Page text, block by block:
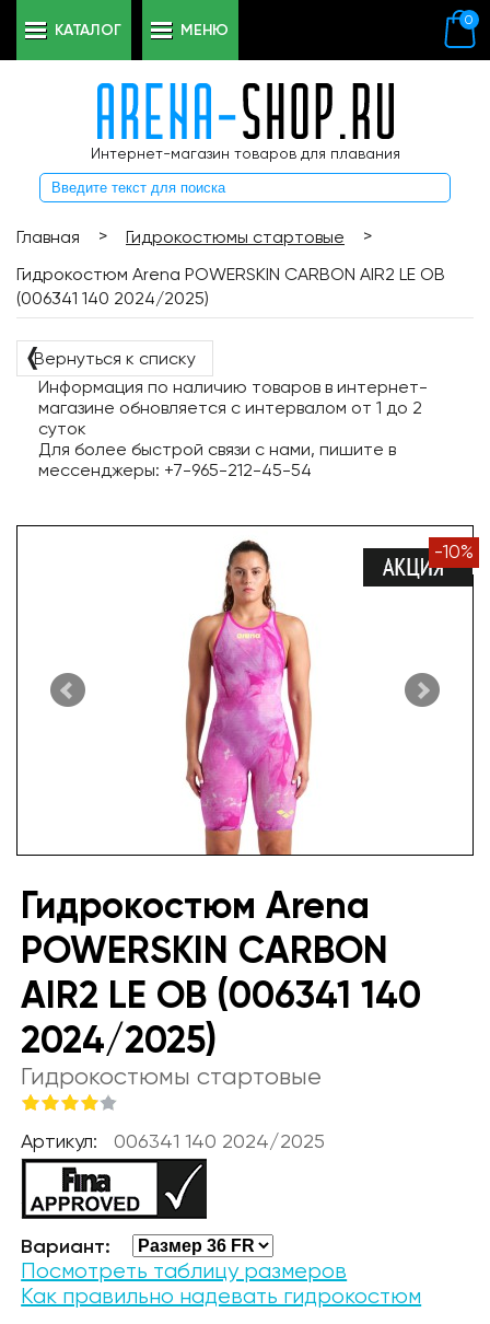
Интернет-магазин товаров для плавания
0
КАТАЛОГ МЕНЮ
Главная > Гидрокостюмы стартовые
>
Гидрокостюм Arena POWERSKIN CARBON AIR2 LE OB
(006341 140 2024/2025)
❬Вернуться к списку
Информация по наличию товаров в интернет-
магазине обновляется с интервалом от 1 до 2
суток
Для более быстрой связи с нами, пишите в
мессенджеры: +7-965-212-45-54
-10%
Гидрокостюм Arena
POWERSKIN CARBON
AIR2 LE OB (006341 140
2024/2025)
Гидрокостюмы стартовые
Артикул: 006341 140 2024/2025
Вариант:
Посмотреть таблицу размеров
Как правильно надевать гидрокостюм